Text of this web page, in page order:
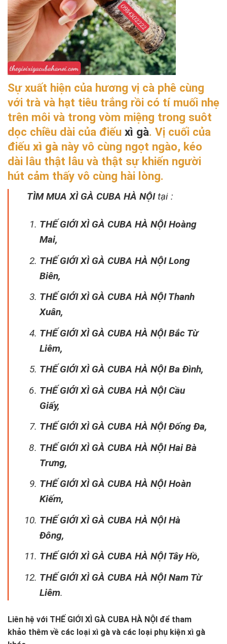
Sự xuất hiện của hương vị cà phê cùng
với trà và hạt tiêu trắng rồi có tí muối nhẹ
trên môi và trong vòm miệng trong suôt
dọc chiều dài của điếu xì gà. Vị cuối của
điếu xì gà này vô cùng ngọt ngào, kéo
dài lâu thật lâu và thật sự khiến người
hút cảm thấy vô cùng hài lòng.
TÌM MUA XÌ GÀ CUBA HÀ NỘItại :
THẾ GIỚI XÌ GÀ CUBA HÀ NỘI Hoàng
Mai,
THẾ GIỚI XÌ GÀ CUBA HÀ NỘI Long
Biên,
THẾ GIỚI XÌ GÀ CUBA HÀ NỘI Thanh
Xuân,
THẾ GIỚI XÌ GÀ CUBA HÀ NỘI Bắc Từ
Liêm,
THẾ GIỚI XÌ GÀ CUBA HÀ NỘI Ba Đình,
THẾ GIỚI XÌ GÀ CUBA HÀ NỘI Cầu
Giấy,
THẾ GIỚI XÌ GÀ CUBA HÀ NỘI Đống Đa,
THẾ GIỚI XÌ GÀ CUBA HÀ NỘI Hai Bà
Trưng,
THẾ GIỚI XÌ GÀ CUBA HÀ NỘI Hoàn
Kiếm,
THẾ GIỚI XÌ GÀ CUBA HÀ NỘI Hà
Đông,
THẾ GIỚI XÌ GÀ CUBA HÀ NỘI Tây Hồ,
THẾ GIỚI XÌ GÀ CUBA HÀ NỘI Nam Từ
Liêm.
Liên hệ với THẾ GIỚI XÌ GÀ CUBA HÀ NỘI để tham
khảo thêm về các loại xì gà và các loại phụ kiện xì gà